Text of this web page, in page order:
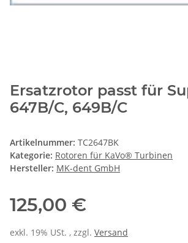
Ersatzrotor passt für
647B/C, 649B/C
Artikelnummer: TC2647BK
Kategorie: Rotoren für KaVo® Turbinen
Hersteller: MK-dent GmbH
125,00 €
exkl. 19% USt. , zzgl. Versand